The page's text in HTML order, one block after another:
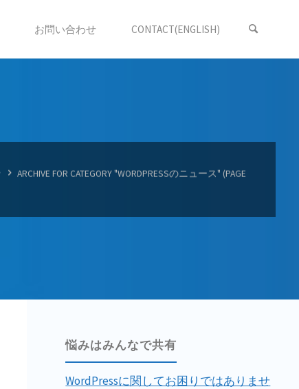
お問い合わせ CONTACT(ENGLISH)
HOMEARCHIVE FOR CATEGORY "WORDPRESSのニュース" (PAGE
悩みはみんなで共有
WordPressに関してお困りではありませ